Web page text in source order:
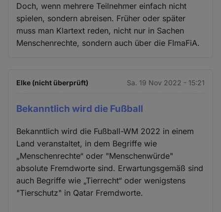
Doch, wenn mehrere Teilnehmer einfach nicht
spielen, sondern abreisen. Früher oder später
muss man Klartext reden, nicht nur in Sachen
Menschenrechte, sondern auch über die FImaFiA.
Elke (nicht überprüft) Sa. 19 Nov 2022 - 15:21
Bekanntlich wird die Fußball
Bekanntlich wird die Fußball-WM 2022 in einem
Land veranstaltet, in dem Begriffe wie
„Menschenrechte“ oder "Menschenwürde"
absolute Fremdworte sind. Erwartungsgemäß sind
auch Begriffe wie „Tierrecht“ oder wenigstens
"Tierschutz" in Qatar Fremdworte.